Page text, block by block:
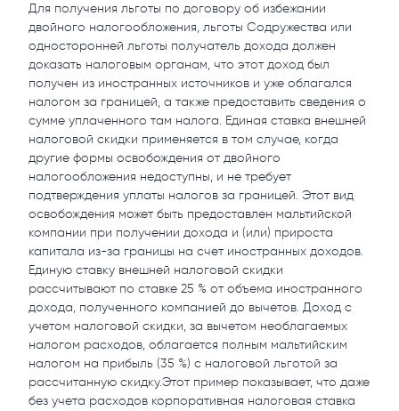
Для получения льготы по договору об избежании
двойного налогообложения, льготы Содружества или
односторонней льготы получатель дохода должен
доказать налоговым органам, что этот доход был
получен из иностранных источников и уже облагался
налогом за границей, а также предоставить сведения о
сумме уплаченного там налога. Единая ставка внешней
налоговой скидки применяется в том случае, когда
другие формы освобождения от двойного
налогообложения недоступны, и не требует
подтверждения уплаты налогов за границей. Этот вид
освобождения может быть предоставлен мальтийской
компании при получении дохода и (или) прироста
капитала из-за границы на счет иностранных доходов.
Единую ставку внешней налоговой скидки
рассчитывают по ставке 25 % от объема иностранного
дохода, полученного компанией до вычетов. Доход с
учетом налоговой скидки, за вычетом необлагаемых
налогом расходов, облагается полным мальтийским
налогом на прибыль (35 %) с налоговой льготой за
рассчитанную скидку.Этот пример показывает, что даже
без учета расходов корпоративная налоговая ставка